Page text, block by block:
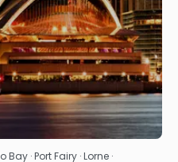
· Port Fairy · Lorne ·